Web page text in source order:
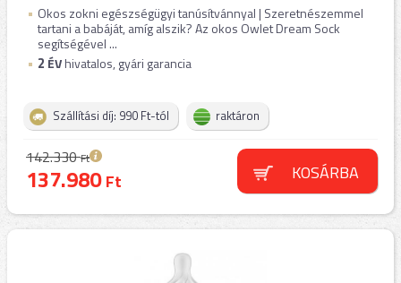
Okos zokni egészségügyi tanúsítvánnyal | Szeretnészemmel
tartani a babáját, amíg alszik? Az okos Owlet Dream Sock
segítségével ...
2 ÉVhivatalos, gyári garancia
Szállítási díj: 990 Ft-tól raktáron
142.330Ft
137.980Ft KOSÁRBA